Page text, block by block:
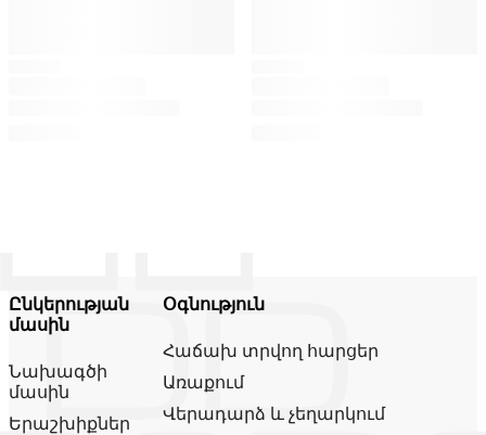
Ընկերության
մասին
Նախագծի
մասին
Երաշխիքներ
Օգնություն
Հաճախ տրվող հարցեր
Առաքում
Վերադարձ և չեղարկում